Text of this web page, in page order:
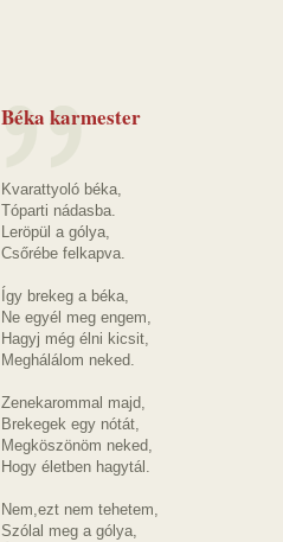
Béka karmester
Kvarattyoló béka,
Tóparti nádasba.
Leröpül a gólya,
Csőrébe felkapva.
Így brekeg a béka,
Ne egyél meg engem,
Hagyj még élni kicsit,
Meghálálom neked.
Zenekarommal majd,
Brekegek egy nótát,
Megköszönöm neked,
Hogy életben hagytál.
Nem,ezt nem tehetem,
Szólal meg a gólya,